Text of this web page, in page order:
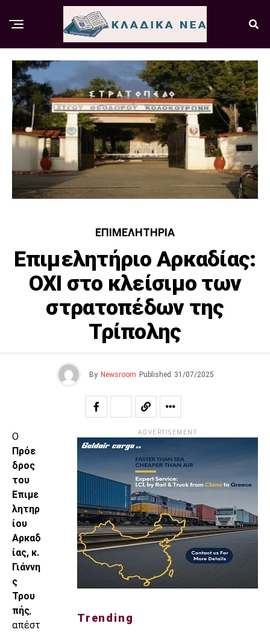
ΕΠΙΜΕΛΗΤΉΡΙΑ
Επιμελητήριο Αρκαδίας:
ΟΧΙ στο κλείσιμο των
στρατοπέδων της
Τρίπολης
By Newsroom Published 31/07/2025
Ο
Πρόε
δρος
του
Επιμε
λητηρ
ίου
Αρκαδ
ίας, κ.
Γιάννη
ς
Τρου
πής,
απέστ
ADVERTISEMENT
Trending